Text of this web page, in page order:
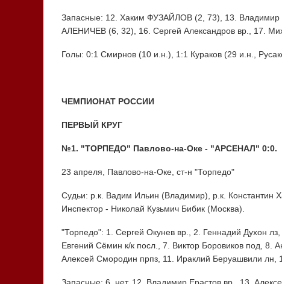
Запасные: 12. Хаким ФУЗАЙЛОВ (2, 73), 13.
АЛЕНИЧЕВ (6, 32), 16. Сергей Александров вр., 17.
Голы: 0:1 Смирнов (10 и.н.), 1:1 Кураков (29 и.н.,
ЧЕМПИОНАТ РОССИИ
ПЕРВЫЙ КРУГ
№1. "ТОРПЕДО" Павлово-на-Оке - "АРСЕНАЛ" 0:0.
23 апреля, Павлово-на-Оке, ст-н "Торпедо"
Судьи: р.к. Вадим Ильин (Владимир), р.к. Константин
Инспектор - Николай Кузьмич Бибик (Москва).
"Торпедо": 1. Сергей Окунев вр., 2. Геннадий Духон
Евгений Сёмин к/к посл., 7. Виктор Боровиков под,
Алексей Смородин прпз, 11. Ираклий Беруашвили лн,